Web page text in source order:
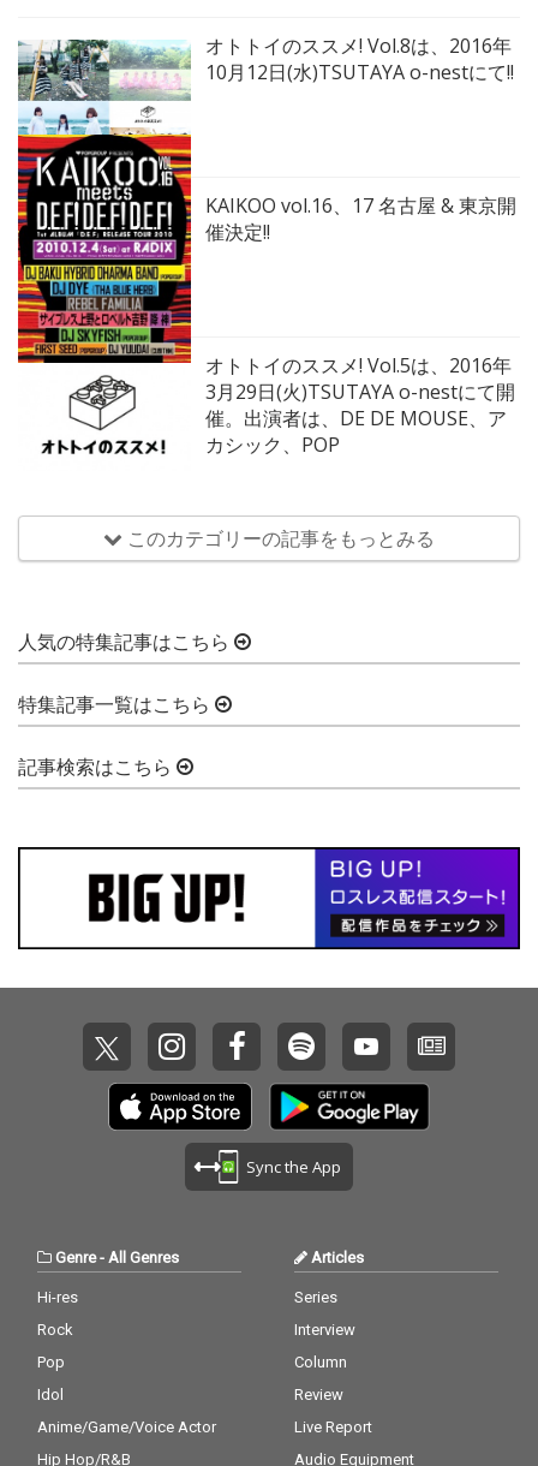
オトトイのススメ! Vol.8は、2016年
10月12日(水)TSUTAYA o-nestにて!!
KAIKOO vol.16、17 名古屋 & 東京開
催決定!!
オトトイのススメ! Vol.5は、2016年
3月29日(火)TSUTAYA o-nestにて開
催。出演者は、DE DE MOUSE、ア
カシック、POP
このカテゴリーの記事をもっとみる
人気の特集記事はこちら
特集記事一覧はこちら
記事検索はこちら
Sync the App
Genre-All Genres
Hi-res
Rock
Pop
Idol
Anime/Game/Voice Actor
Hip Hop/R&B
Articles
Series
Interview
Column
Review
Live Report
Audio Equipment